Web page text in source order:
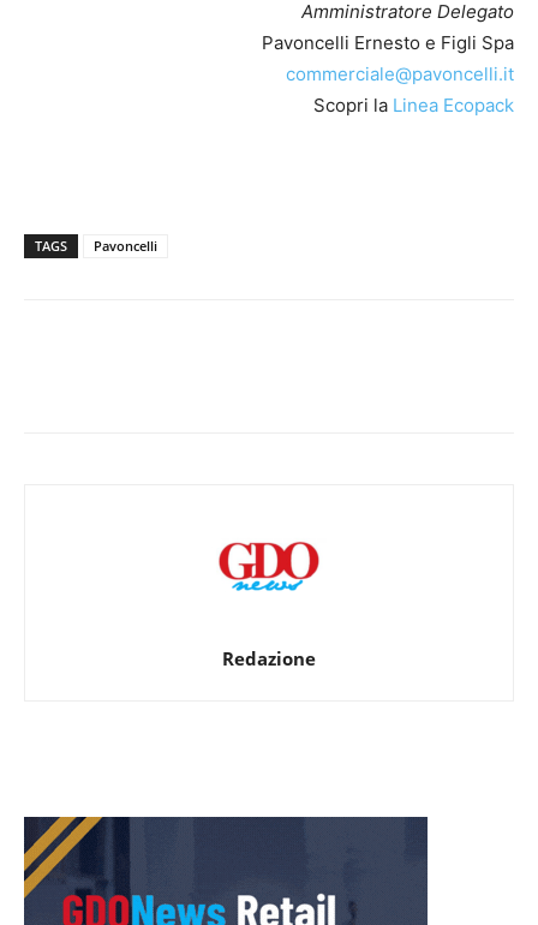
Amministratore Delegato
Pavoncelli Ernesto e Figli Spa
commerciale@pavoncelli.it
Scopri la Linea Ecopack
TAGS Pavoncelli
Redazione